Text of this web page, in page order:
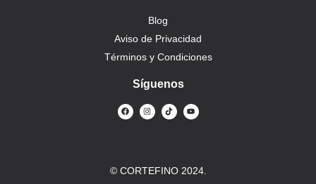
Blog
Aviso de Privacidad
Términos y Condiciones
Síguenos
© CORTEFINO 2024.